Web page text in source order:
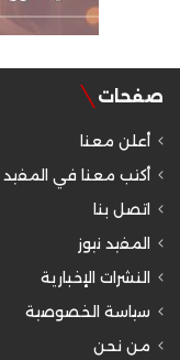
صفحات
أعلن معنا
أكتب معنا في المفيد
اتصل بنا
المفيد نيوز
النشرات الإخبارية
سياسة الخصوصية
من نحن